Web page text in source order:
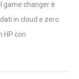
game changer è
in cloud e zero
HP con